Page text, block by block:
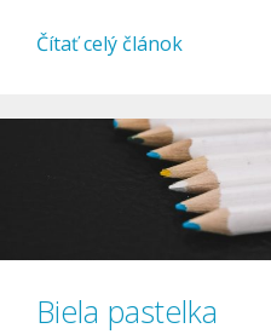
Čítať celý článok
Biela pastelka